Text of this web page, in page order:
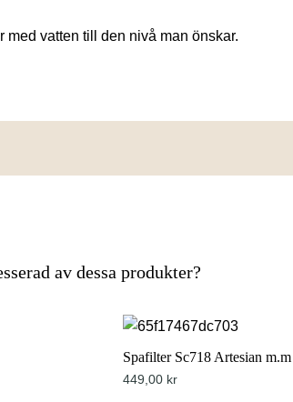
med vatten till den nivå man önskar.
av dessa produkter?
Spafilter Sc718 Artesian m.m
449,00 kr